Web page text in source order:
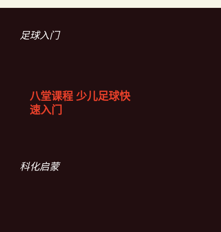
足球入门
八堂课程 少儿足球快
速入门
科化启蒙